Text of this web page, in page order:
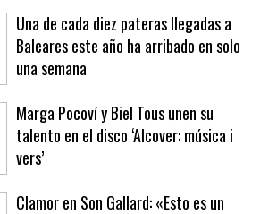
Una de cada diez pateras llegadas a
Baleares este año ha arribado en solo
una semana
Marga Pocoví y Biel Tous unen su
talento en el disco ‘Alcover: música i
vers’